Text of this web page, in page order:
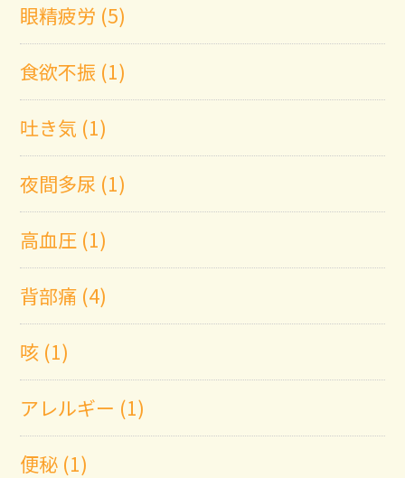
眼精疲労 (5)
食欲不振 (1)
吐き気 (1)
夜間多尿 (1)
高血圧 (1)
背部痛 (4)
咳 (1)
アレルギー (1)
便秘 (1)